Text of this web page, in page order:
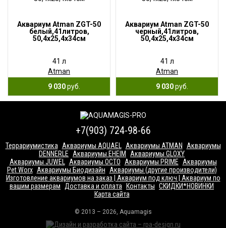
Аквариум Atman ZGT-50
белый,41литров,
50,4х25,4х34см
41 л
Atman
9 030руб.
Аквариум Atman ZGT-50
черный,41литров,
50,4х25,4х34см
41 л
Atman
9 030руб.
+7(903) 724-98-66
Террариумистика Аквариумы AQUAEL Аквариумы ATMAN
Аквариумы
DENNERLE
Аквариумы EHEIM
Аквариумы GLOXY
Аквариумы JUWEL
Аквариумы OCTO Аквариумы PRIME
Аквариумы
Pet Worx Аквариумы Биодизайн
Аквариумы (другие производители)
Изготовление аквариумов на заказ | Аквариум под ключ | Аквариум по
вашим размерам
Доставка и оплата Контакты СКИДКИ*НОВИНКИ
Карта сайта
© 2013 – 2026, Aquamagis